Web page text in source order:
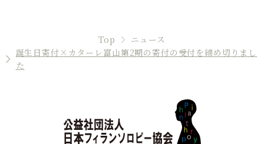
Top
ニュース
誕生日寄付×カターレ富山第2期の寄付の受付を締め切りまし
た